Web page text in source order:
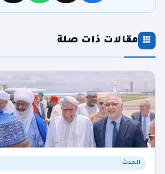
مقالات ذات صلة
الحدث